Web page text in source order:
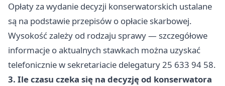
Opłaty za wydanie decyzji konserwatorskich ustalane
są na podstawie przepisów o opłacie skarbowej.
Wysokość zależy od rodzaju sprawy — szczegółowe
informacje o aktualnych stawkach można uzyskać
telefonicznie w sekretariacie delegatury 25 633 94 58.
3. Ile czasu czeka się na decyzję od konserwatora